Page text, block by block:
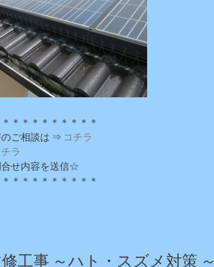
＊＊＊＊＊＊＊＊＊
ご相談は ⇒ コチラ
ラ
せ内容を送信☆
＊＊＊＊＊＊＊＊＊
工事 ～ハト・スズメ対策 ～